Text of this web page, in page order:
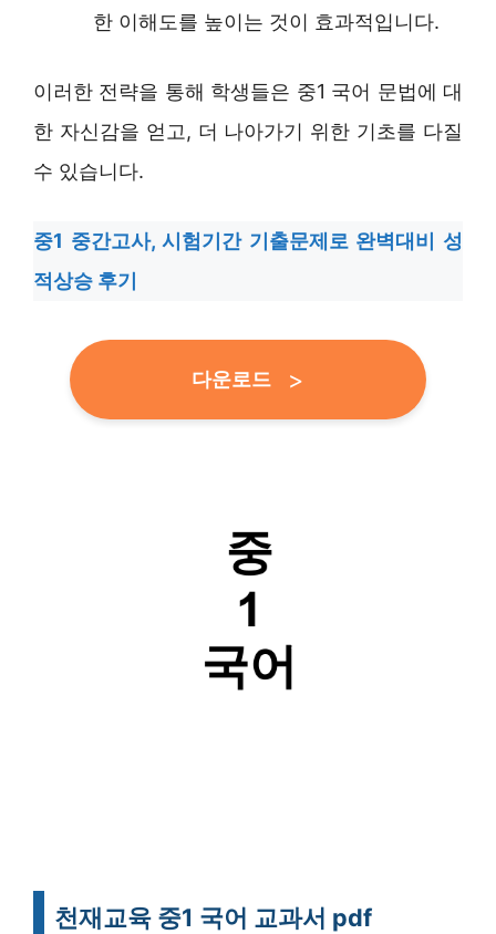
한 이해도를 높이는 것이 효과적입니다.
이러한 전략을 통해 학생들은 중1 국어 문법에 대
한 자신감을 얻고, 더 나아가기 위한 기초를 다질
수 있습니다.
중1 중간고사, 시험기간 기출문제로 완벽대비 성
적상승 후기
다운로드
천재교육 중1 국어 교과서 pdf